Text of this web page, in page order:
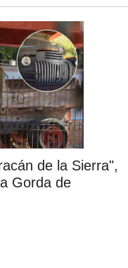
de la Sierra",
Gorda de